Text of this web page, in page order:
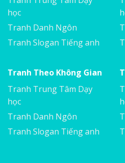
học
Tranh Danh Ngôn
Tranh Slogan Tiếng anh
Tranh Theo Không Gian
Tranh Trung Tâm Dạy
học
Tranh Danh Ngôn
Tranh Slogan Tiếng anh